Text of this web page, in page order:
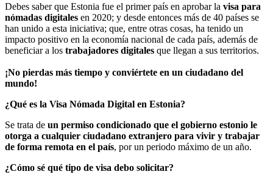
Debes saber que Estonia fue el primer país en aprobar la visa para
nómadas digitales en 2020; y desde entonces más de 40 países se
han unido a esta iniciativa; que, entre otras cosas, ha tenido un
impacto positivo en la economía nacional de cada país, además de
beneficiar a los trabajadores digitales que llegan a sus territorios.
¡No pierdas más tiempo y conviértete en un ciudadano del
mundo!
¿Qué es la Visa Nómada Digital en Estonia?
Se trata de un permiso condicionado que el gobierno estonio le
otorga a cualquier ciudadano extranjero para vivir y trabajar
de forma remota en el país, por un periodo máximo de un año.
¿Cómo sé qué tipo de visa debo solicitar?